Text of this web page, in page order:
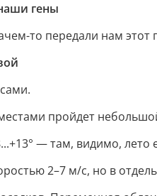
гены
то передали нам этот
пройдет
— там, видимо,
2–7 м/с, но в